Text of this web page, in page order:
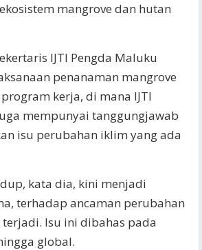
mangrove dan hutan
IJTI Pengda Maluku
penanaman mangrove
kerja, di mana IJTI
mempunyai tanggungjawab
isu perubahan iklim yang ada
kata dia, kini menjadi
terhadap ancaman perubahan
Isu ini dibahas pada
global.